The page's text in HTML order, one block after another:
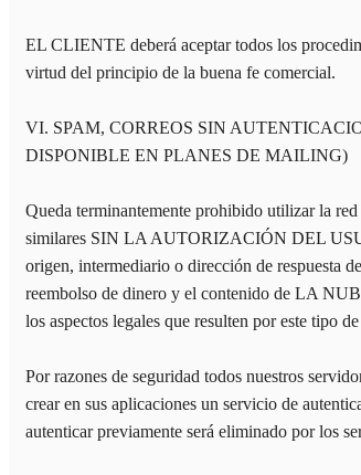
EL CLIENTE deberá aceptar todos los
virtud del principio de la buena fe comercial.
VI. SPAM, CORREOS SIN
DISPONIBLE EN PLANES DE MAILING)
Queda terminantemente prohibido utilizar la
similares SIN LA AUTORIZACIÓN DEL
origen, intermediario o dirección de respuesta
reembolso de dinero y el contenido de LA
los aspectos legales que resulten por este tipo
Por razones de seguridad todos nuestros
crear en sus aplicaciones un servicio de
autenticar previamente será eliminado por los